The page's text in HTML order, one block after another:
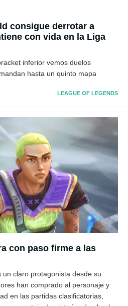
consigue derrotar a
con vida en la Liga
inferior vemos duelos
hasta un quinto mapa
LEAGUE OF LEGENDS
con paso firme a las
un claro protagonista desde su
han comprado al personaje y
en las partidas clasificatorias,